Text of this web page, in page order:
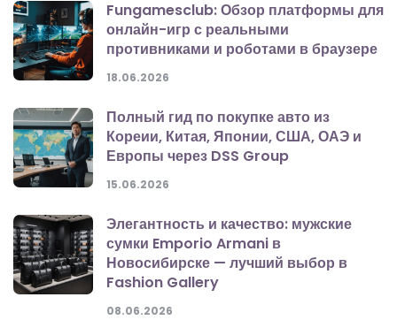
Fungamesclub: Обзор платформы для
онлайн-игр с реальными
противниками и роботами в браузере
18.06.2026
Полный гид по покупке авто из
Кореии, Китая, Японии, США, ОАЭ и
Европы через DSS Group
15.06.2026
Элегантность и качество: мужские
сумки Emporio Armani в
Новосибирске — лучший выбор в
Fashion Gallery
08.06.2026